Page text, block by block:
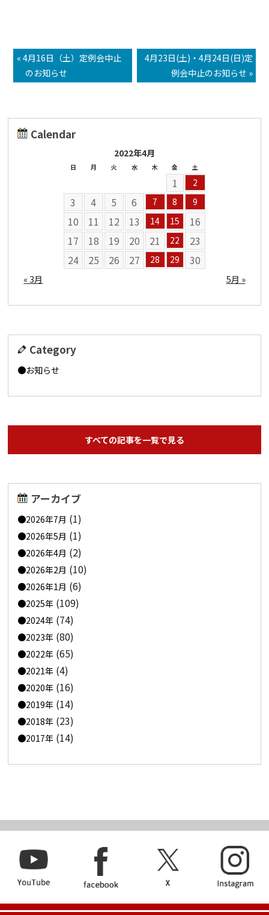
« 4月16日（土）定例会中止
のお知らせ
4月23日(土)・4月24日(日)定
例会中止のお知らせ »
Calendar
2022年4月
日 月 火 水 木 金 土
1 2
3 4 5 6 7 8 9
10 11 12 13 14 15
16
17
18 19 20 21 22
23
24
25 26 27 28 29 30
« 3月 5月 »
Category
お知らせ
すべての記事を一覧で見る
アーカイブ
2026年7月 (1)
2026年5月 (1)
2026年4月 (2)
2026年2月 (10)
2026年1月 (6)
2025年 (109)
2024年 (74)
2023年 (80)
2022年 (65)
2021年 (4)
2020年 (16)
2019年 (14)
2018年 (23)
2017年 (14)